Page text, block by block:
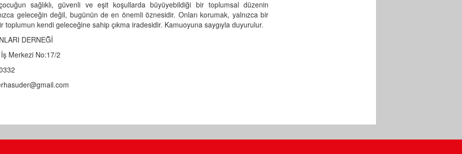
sağlıklı, güvenli ve eşit koşullarda büyüyebildiği bir toplumsal düzenin
geleceğin değil, bugünün de en önemli öznesidir. Onları korumak, yalnızca bir
toplumun kendi geleceğine sahip çıkma iradesidir. Kamuoyuna saygıyla duyurulur.
DERNEĞİ
Merkezi No:17/2